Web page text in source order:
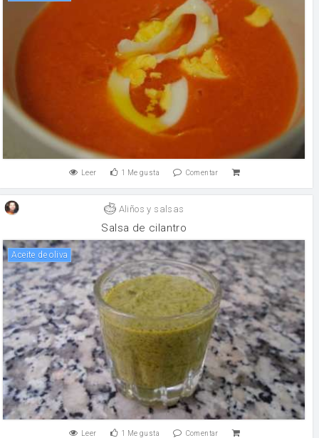
Leer 1 Me gusta Comentar
Aliños y salsas
Salsa de cilantro
aceite de oliva
Leer 1 Me gusta Comentar